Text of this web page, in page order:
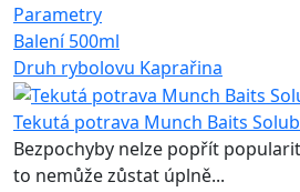
Parametry
Balení 500ml
Druh rybolovu Kaprařina
Tekutá potrava Munch Baits
Bezpochyby nelze popřít
to nemůže zůstat úplně...